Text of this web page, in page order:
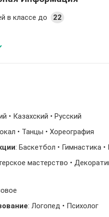
в классе до
22
• Казахский • Русский
• Танцы • Хореография
: Баскетбол • Гимнастика
мастерство •
: Логопед • Психолог